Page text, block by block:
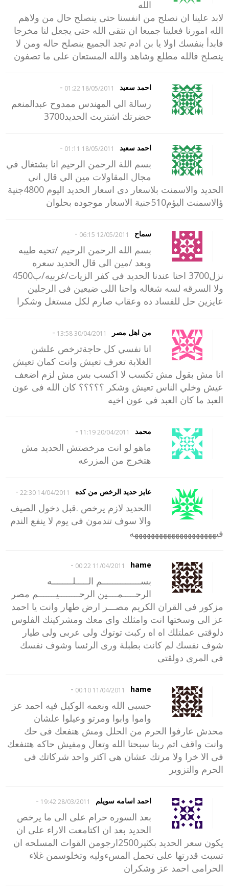
الله
لابد علينا ان نصلح من انفسنا حتى ينصلح حال من ولاهم
الله امورنا فعلينا جميعا ان نتقى الله حتى يجعل لنا مخرجا
فابدأ بنفسك اولا يا بن ادم تجد الجميع ينصلح حاله ومن لا
ينصلح فالله مطلع وشاهد والله المستعان على ما تصفون
احمد سعيد 18/05/2011 01:22
-
رسالة الي المهندس ممدوح عبدالمنعم
حضرتك اشتريت الحديد3700
احمد سعيد 18/05/2011 01:11
-
بسم اللة الرحمن الرحيم انا بشتغال في
مجال المقاولات مين الي قال اني
الحديد والاسمنت بلاسعار دى اسعار الحديد اليوم 4800جنية
ؤالاسمنت اليؤم510جنية الاسعار موجوده بحلوان
سماح 12/05/2011 06:15
-
بسم الله الرحمن الرحيم /تحيه طيبه
وبعد /مين الى قال الحديد سعره
نزل3700 احنا عندنا الحديد فى كفر الزيات/غربيه/ب4500
ولا السرقه لسه شغاله واحنا اللى ضيعين فى الرجلين
عايزين حل للفساد ده وعقاب صارم لكل مستغل وشكرا
من اهل مصر 30/04/2011 13:58
-
انا نفسي كل حاجةترخص علشن
الغلابة تعرف تعيش وانت كمان تعيش
انا مش بقول مش تكسب لا اكسب بس مش لزم اضعف
عيش وخلي الناس تعيش وشكر ؟؟؟؟؟ كان الله فى عون
العبد ما كان العبد فى عون اخيه
محمد 20/04/2011 11:19
-
ماهو لو انت مرخصتش الحديد مش
هتخرج من المزرعه
عايز حديد الرخص من كده 14/04/2011 22:30
-
االحديد لازم يرخص .قبل دخول الصيف
والا سوف تندمون فى يوم لا ينفع الندم
فيههههههههههههههههههههه
hame
11/04/2011 00:22
-
بســـــــــــــــم الـــــلــــــــه
الرحـــــمــــين الرحــــــــيـــــــم مصر
مزكور فى القران الكريم مصـــر ارض طهار وانت يا احمد
عز الى وسختها انت وامثلك واى معك ومشركينك الفلوس
دلوقتى عملتلك اه اه ركبت توتوك ولى عربى ولى طيار
شوف نفسك لم كانت بطبلة ورى الرئسا وشوف نفسك
فى المرى دولقتى
hame
11/04/2011 00:10
-
حسبى الله ونعمه الوكيل فيه احمد عز
واموا وابوا ومرتو وعيلوا علشان
محدش عارفوا الحرم من الحلل ومش هنفعك فى حك
وانت واقف اتم ربنا سبحنا الله وتعال ومفيش حاكه هتنفعك
فى الا خرا ولا مرتك عشان هى اكتر واحد شركاتك فى
الحرم والتزوير
احمد اسامه سويلم 28/03/2011 19:42
-
بعد السوره حرام على الى ما يرخص
الحديد بعد ان اكتامعت الاراء على ان
يكون سعر الحديد بكثير2500ارجومن القوات المسلحه ان
تسبت قدرتها على تحمل المسءوليه وتخلوسمن غلاء
الحرامى احمد عز وشكران